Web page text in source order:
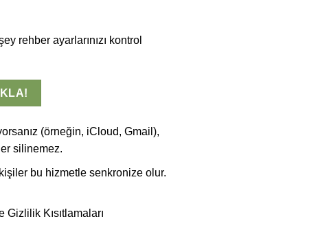
rehber ayarlarınızı kontrol
(örneğin, iCloud, Gmail),
silinemez.
bu hizmetle senkronize olur.
Gizlilik Kısıtlamaları